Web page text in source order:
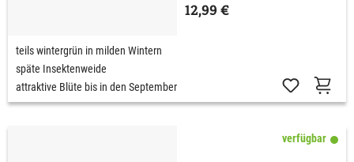
12,99 €
teils wintergrün in milden Wintern
späte Insektenweide
attraktive Blüte bis in den September
verfügbar